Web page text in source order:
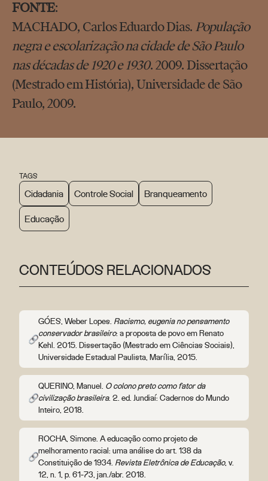
FONTE:
MACHADO, Carlos Eduardo Dias. População
negra e escolarização na cidade de São Paulo
nas décadas de 1920 e 1930. 2009. Dissertação
(Mestrado em História), Universidade de São
Paulo, 2009.
TAGS
Cidadania Controle Social Branqueamento
Educação
CONTEÚDOS RELACIONADOS
GÓES, Weber Lopes. Racismo, eugenia no pensamento
conservador brasileiro: a proposta de povo em Renato
Kehl. 2015. Dissertação (Mestrado em Ciências Sociais),
Universidade Estadual Paulista, Marília, 2015.
QUERINO, Manuel. O colono preto como fator da
civilização brasileira. 2. ed. Jundiaí: Cadernos do Mundo
Inteiro, 2018.
ROCHA, Simone. A educação como projeto de
melhoramento racial: uma análise do art. 138 da
Constituição de 1934. Revista Eletrônica de Educação, v.
12, n. 1, p. 61‑73, jan./abr. 2018.